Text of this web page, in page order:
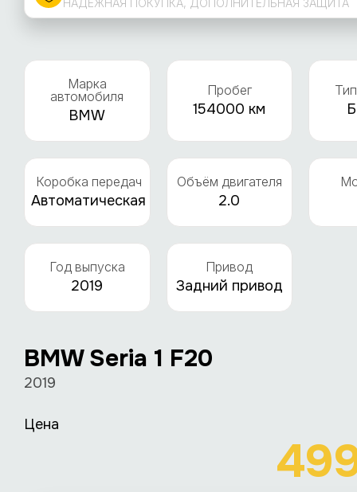
НАДЁЖНАЯ ПОКУПКА, ДОПОЛНИТЕЛЬНАЯ ЗАЩИТА
Марка
автомобиля
BMW
Пробег
154000 км
Коробка передач
Автоматическая
Объём двигателя
2.0
Год выпуска
2019
Привод
Задний привод
BMW Seria 1 F20
2019
Цена